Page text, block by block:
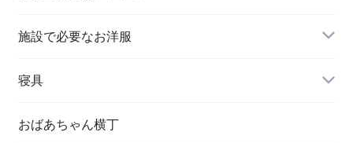
施設で必要なお洋服
婦人 トップス
寝具
おばあちゃん横丁